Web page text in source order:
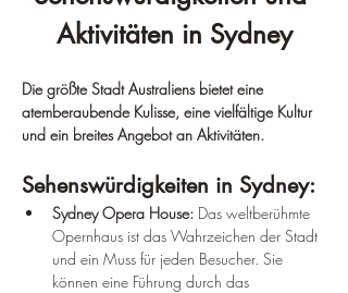
Aktivitäten in Sydney
Die größte Stadt Australiens bietet eine
atemberaubende Kulisse, eine vielfältige Kultur
und ein breites Angebot an Aktivitäten.
Sehenswürdigkeiten in Sydney:
Sydney Opera House: Das weltberühmte
Opernhaus ist das Wahrzeichen der Stadt
und ein Muss für jeden Besucher. Sie
können eine Führung durch das